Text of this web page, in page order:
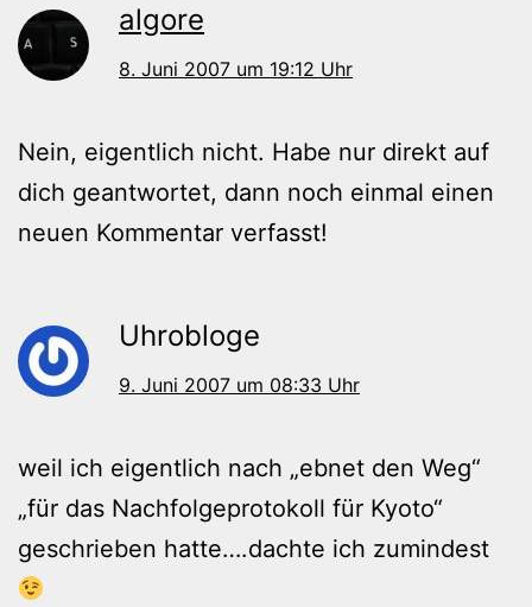
algore
8. Juni 2007 um 19:12 Uhr
Nein, eigentlich nicht. Habe nur direkt auf
dich geantwortet, dann noch einmal einen
neuen Kommentar verfasst!
Uhrobloge
9. Juni 2007 um 08:33 Uhr
weil ich eigentlich nach „ebnet den Weg“
„für das Nachfolgeprotokoll für Kyoto“
geschrieben hatte….dachte ich zumindest